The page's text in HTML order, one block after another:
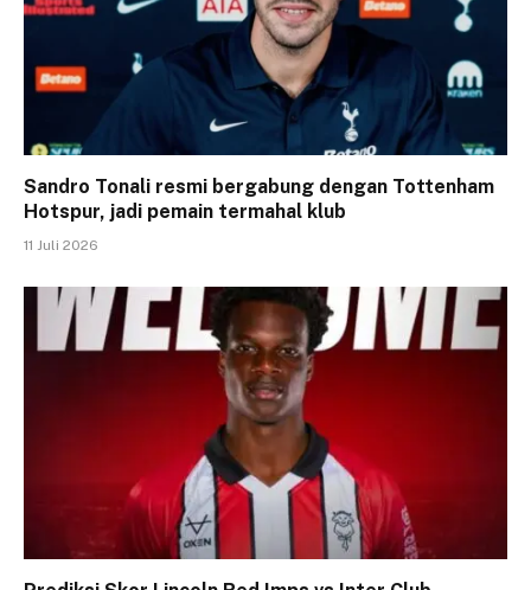
Sandro Tonali resmi bergabung dengan Tottenham
Hotspur, jadi pemain termahal klub
11 Juli 2026